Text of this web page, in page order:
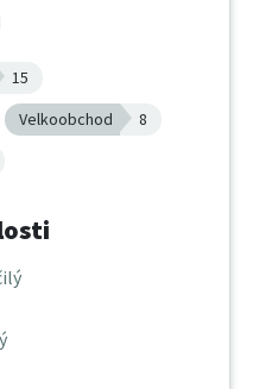
15
Velkoobchod
8